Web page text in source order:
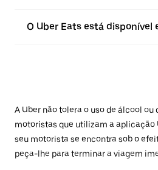
O Uber Eats está disponível
A Uber não tolera o uso de álcool ou
motoristas que utilizam a aplicação
seu motorista se encontra sob o
peça-lhe para terminar a viagem